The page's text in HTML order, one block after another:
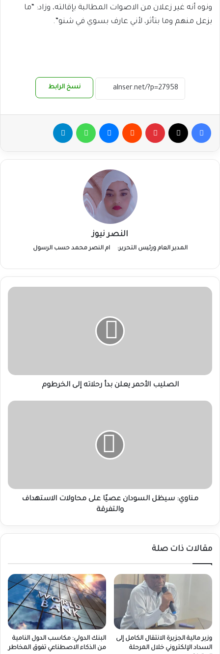
ونوه أنه غير زعلان من الاصوات المطالبة بإقالته، وزاد: “ما
بزعل منهم وما بتأثر، لأني عارف بسوي في شنو”.
نسخ الرابط
فيسبوك بينتيريست ماسنجر واتساب
النصر نيوز
المدير العام ورئيس التحرير: ام النصر محمد حسب الرسول
الصليب
الصليب الأحمر يعلن بدأ رحلاته إلى الخرطوم
مناوي:
مناوي: سيظل السودان عصيًا على محاولات الاستهداف
والتفرقة
مقالات ذات صلة
وزير مالية الجزيرة الانتقال الكامل إلى
السداد الإلكتروني خلال المرحلة
البنك الدولي: مكاسب الدول النامية
من الذكاء الاصطناعي تفوق المخاطر